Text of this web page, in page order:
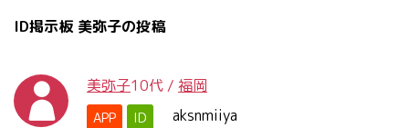
ID掲示板 美弥子の投稿
美弥子10代 / 福岡
APP ID aksnmiiya